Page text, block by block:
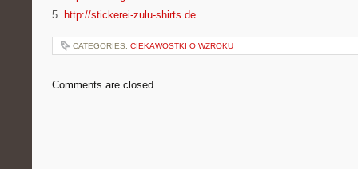
5. http://stickerei-zulu-shirts.de
CATEGORIES: CIEKAWOSTKI O WZROKU
Comments are closed.